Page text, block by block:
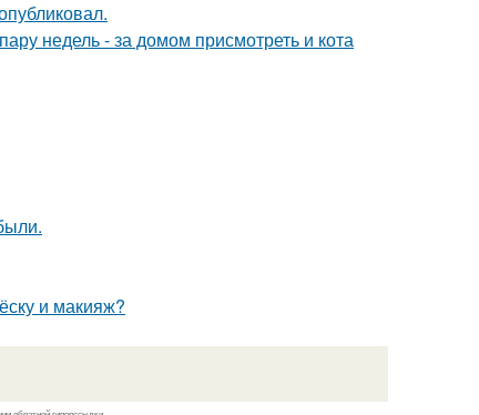
недель - за домом присмотреть и кота
и макияж?